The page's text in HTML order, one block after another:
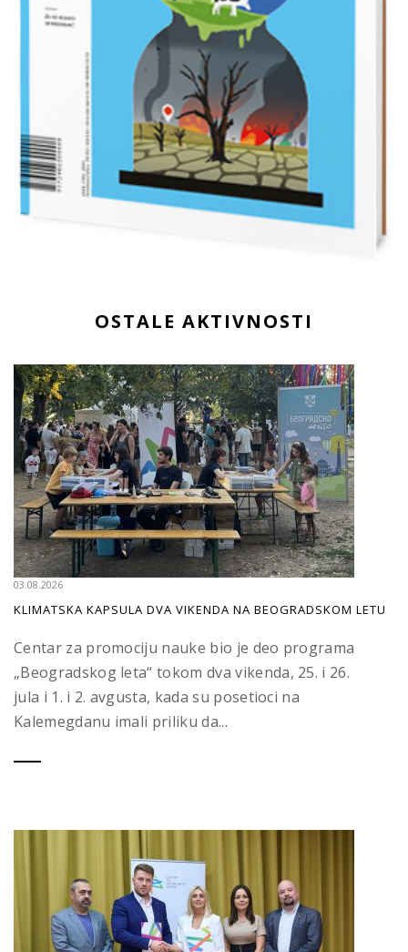
OSTALE AKTIVNOSTI
03.08.2026
KLIMATSKA KAPSULA DVA VIKENDA NA BEOGRADSKOM LETU
Centar za promociju nauke bio je deo programa
„Beogradskog leta“ tokom dva vikenda, 25. i 26.
jula i 1. i 2. avgusta, kada su posetioci na
Kalemegdanu imali priliku da...